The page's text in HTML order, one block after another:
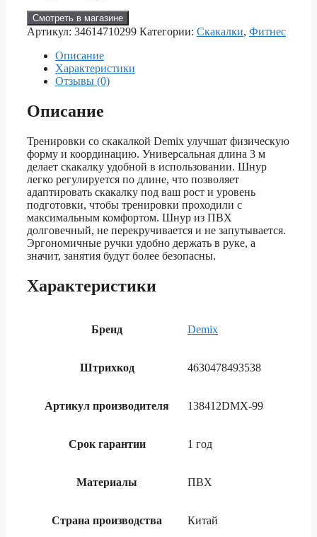
Смотреть в магазине
Артикул: 34614710299 Категории: Скакалки, Фитнес
Описание
Характеристики
Отзывы (0)
Описание
Тренировки со скакалкой Demix улучшат физическую
форму и координацию. Универсальная длина 3 м
делает скакалку удобной в использовании. Шнур
легко регулируется по длине, что позволяет
адаптировать скакалку под ваш рост и уровень
подготовки, чтобы тренировки проходили с
максимальным комфортом. Шнур из ПВХ
долговечный, не перекручивается и не запутывается.
Эргономичные ручки удобно держать в руке, а
значит, занятия будут более безопасны.
Характеристики
Бренд Demix
Штрихкод 4630478493538
Артикул производителя 138412DMX-99
Срок гарантии 1 год
Материалы ПВХ
Страна производства Китай